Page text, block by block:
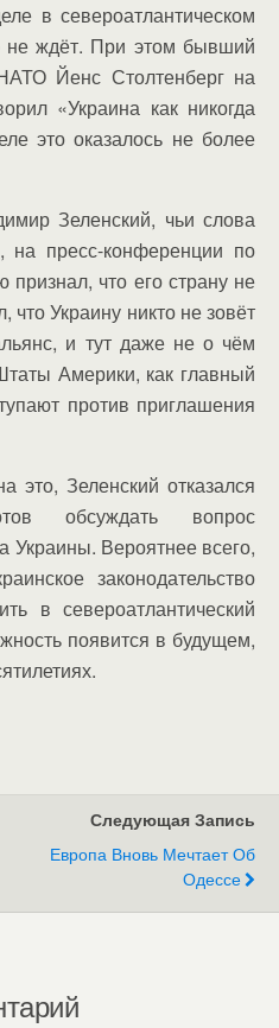
в североатлантическом
не ждёт. При этом бывший
Йенс Столтенберг на
«Украина как никогда
это оказалось не более
Зеленский, чьи слова
на пресс-конференции по
признал, что его страну не
Украину никто не зовёт
и тут даже не о чём
Америки, как главный
против приглашения
это, Зеленский отказался
обсуждать вопрос
Украины. Вероятнее всего,
законодательство
в североатлантический
появится в будущем,
Следующая Запись
Европа Вновь Мечтает Об
Одессе